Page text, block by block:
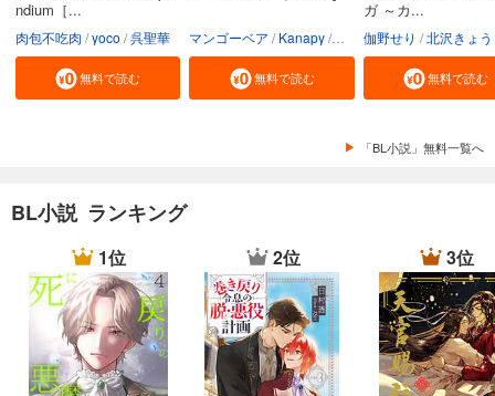
ndium［...
肉包不吃肉 yoco 呉聖華
無料で読む
マンゴーベア Kanapy 加藤智子
無料で読む
ガ ～カ...
伽野せり 北沢きょう
無料で読む
「BL小説」無料一覧へ
BL小説 ランキング
1位 2位 3位